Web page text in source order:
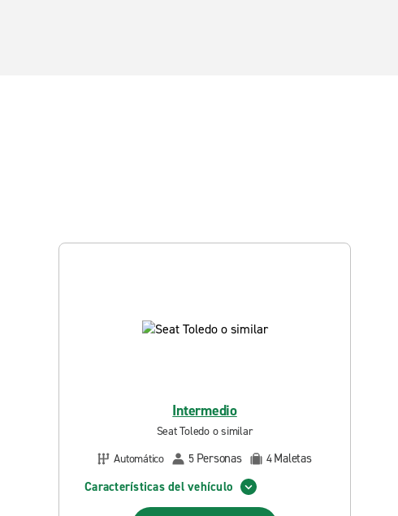
Intermedio
Seat Toledo o similar
Automático
5 Personas 4Maletas
Características del vehículo